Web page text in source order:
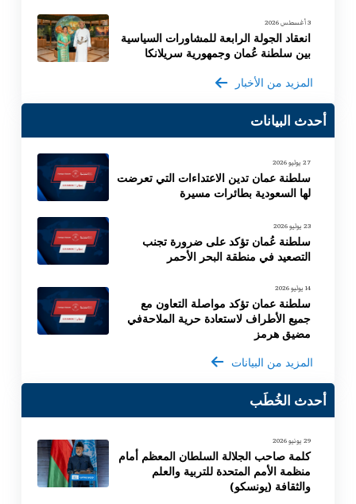
3 أغسطس 2026
انعقاد الجولة الرابعة للمشاورات السياسية
بين سلطنة عُمان وجمهورية سريلانكا
المزيد من الأخبار
أحدث البيانات
27 يوليو 2026
سلطنة عمان تدين الاعتداءات التي تعرضت
لها السعودية بطائرات مسيرة
23 يوليو 2026
سلطنة عُمان تؤكد على ضرورة تجنب
التصعيد في منطقة البحر الأحمر
14 يوليو 2026
سلطنة عمان تؤكد مواصلة التعاون مع
جميع الأطراف لاستعادة حرية الملاحةفي
مضيق هرمز
المزيد من البيانات
أحدث الخُطَب
29 يونيو 2026
كلمة صاحب الجلالة السلطان المعظم أمام
منظمة الأمم المتحدة للتربية والعلم
والثقافة (يونسكو)